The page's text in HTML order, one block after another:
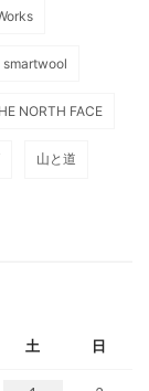
smartwool
NORTH FACE
山と道
土 日